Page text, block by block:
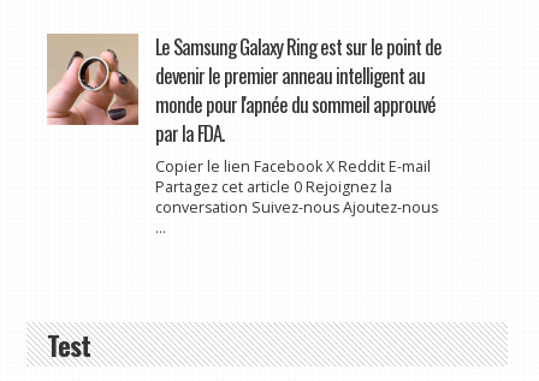
Le Samsung Galaxy Ring est sur le point de
devenir le premier anneau intelligent au
monde pour l'apnée du sommeil approuvé
par la FDA.
Copier le lien Facebook X Reddit E-mail
Partagez cet article 0 Rejoignez la
conversation Suivez-nous Ajoutez-nous
...
Test